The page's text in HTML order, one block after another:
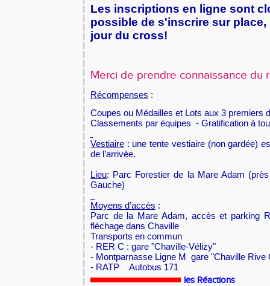
Les inscriptions en ligne sont
possible de s'inscrire sur place,
jour du cross!
Merci de prendre connaissance du
Récompenses :
Coupes ou Médailles et Lots aux 3 premiers
Classements par équipes - Gratification à
Vestiaire : une tente vestiaire (non gardée)
de l’arrivée.
Lieu: Parc Forestier de la Mare Adam
Gauche)
Moyens d’accès :
Parc de la Mare Adam, accès et parking
fléchage dans Chaville
Transports en commun
- RER C : gare "Chaville-Vélizy"
- Montparnasse Ligne M gare "Chaville Rive
- RATP Autobus 171
les Réactions